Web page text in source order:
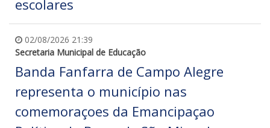
escolares
02/08/2026 21:39
Secretaria Municipal de Educação
Banda Fanfarra de Campo Alegre
representa o município nas
comemoraçoes da Emancipaçao